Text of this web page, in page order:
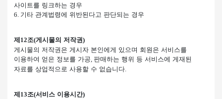
사이트를 링크하는 경우
6. 기타 관계법령에 위반된다고 판단되는 경우
제 12조(게시물의 저작권)
게시물의 저작권은 게시자 본인에게 있으며 회원은 서비스를
이용하여 얻은 정보를 가공, 판매하는 행위 등 서비스에 게재된
자료를 상업적으로 사용할 수 없습니다.
제13조(서비스 이용시간)